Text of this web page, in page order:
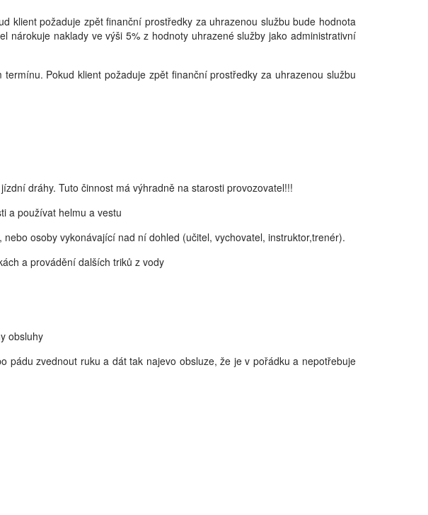
klient požaduje zpět finanční prostředky za uhrazenou službu bude hodnota
naklady ve výši 5% z hodnoty uhrazené služby jako administrativní
Pokud klient požaduje zpět finanční prostředky za uhrazenou službu
dráhy. Tuto činnost má výhradně na starosti provozovatel!!!
a používat helmu a vestu
osoby vykonávající nad ní dohled (učitel, vychovatel, instruktor,trenér).
a provádění dalších triků z vody
obsluhy
zvednout ruku a dát tak najevo obsluze, že je v pořádku a nepotřebuje